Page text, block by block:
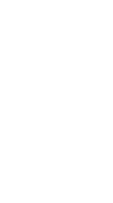
me registro en la
debo proceder para
la creación de un
cómo utilizar
hacer?